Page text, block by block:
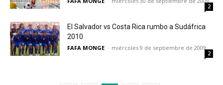
2
El Salvador vs Costa Rica rumbo a Sudáfrica
2010
FAFA MONGE - miércoles 9 de septiembre de 2009
2